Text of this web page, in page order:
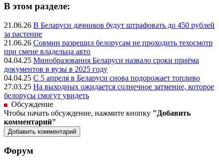
В этом разделе:
21.06.26 В Беларуси дачников будут штрафовать до 450 рублей
за растение
21.06.26 Совмин разрешил белорусам не проходить техосмотр
при смене владельца авто
04.04.25 Минобразования Беларуси назвало сроки приёма
документов в вузы в 2025 году
04.04.25 С 5 апреля в Беларуси снова подорожает топливо
27.03.25 На выходных ожидается солнечное затмение, которое
белорусы смогут увидеть
Обсуждение
Чтобы начать обсуждение, нажмите кнопку "Добавить
комментарий"
Форум